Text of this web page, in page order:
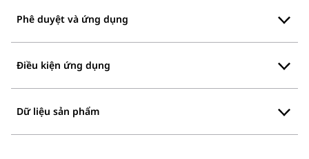
Phê duyệt và ứng dụng
Điều kiện ứng dụng
Dữ liệu sản phẩm